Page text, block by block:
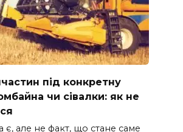
під конкретну
чи сівалки: як не
є, але не факт, що стане саме